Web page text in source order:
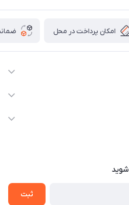
امکان پرداخت در محل
ثبت